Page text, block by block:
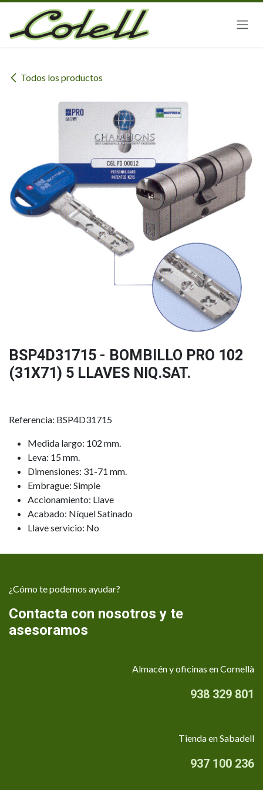
Ir al contenido
Todos los productos
BSP4D31715 - BOMBILLO PRO 102
(31X71) 5 LLAVES NIQ.SAT.
Referencia: BSP4D31715
Medida largo: 102 mm.
Leva: 15 mm.
Dimensiones: 31-71 mm.
Embrague: Simple
Accionamiento: Llave
Acabado: Níquel Satinado
Llave servicio: No
¿Cómo te podemos ayudar?
Contacta con nosotros y te
asesoramos
Almacén y oficinas en Cornellà
938 329 801
Tienda en Sabadell
937 100 236